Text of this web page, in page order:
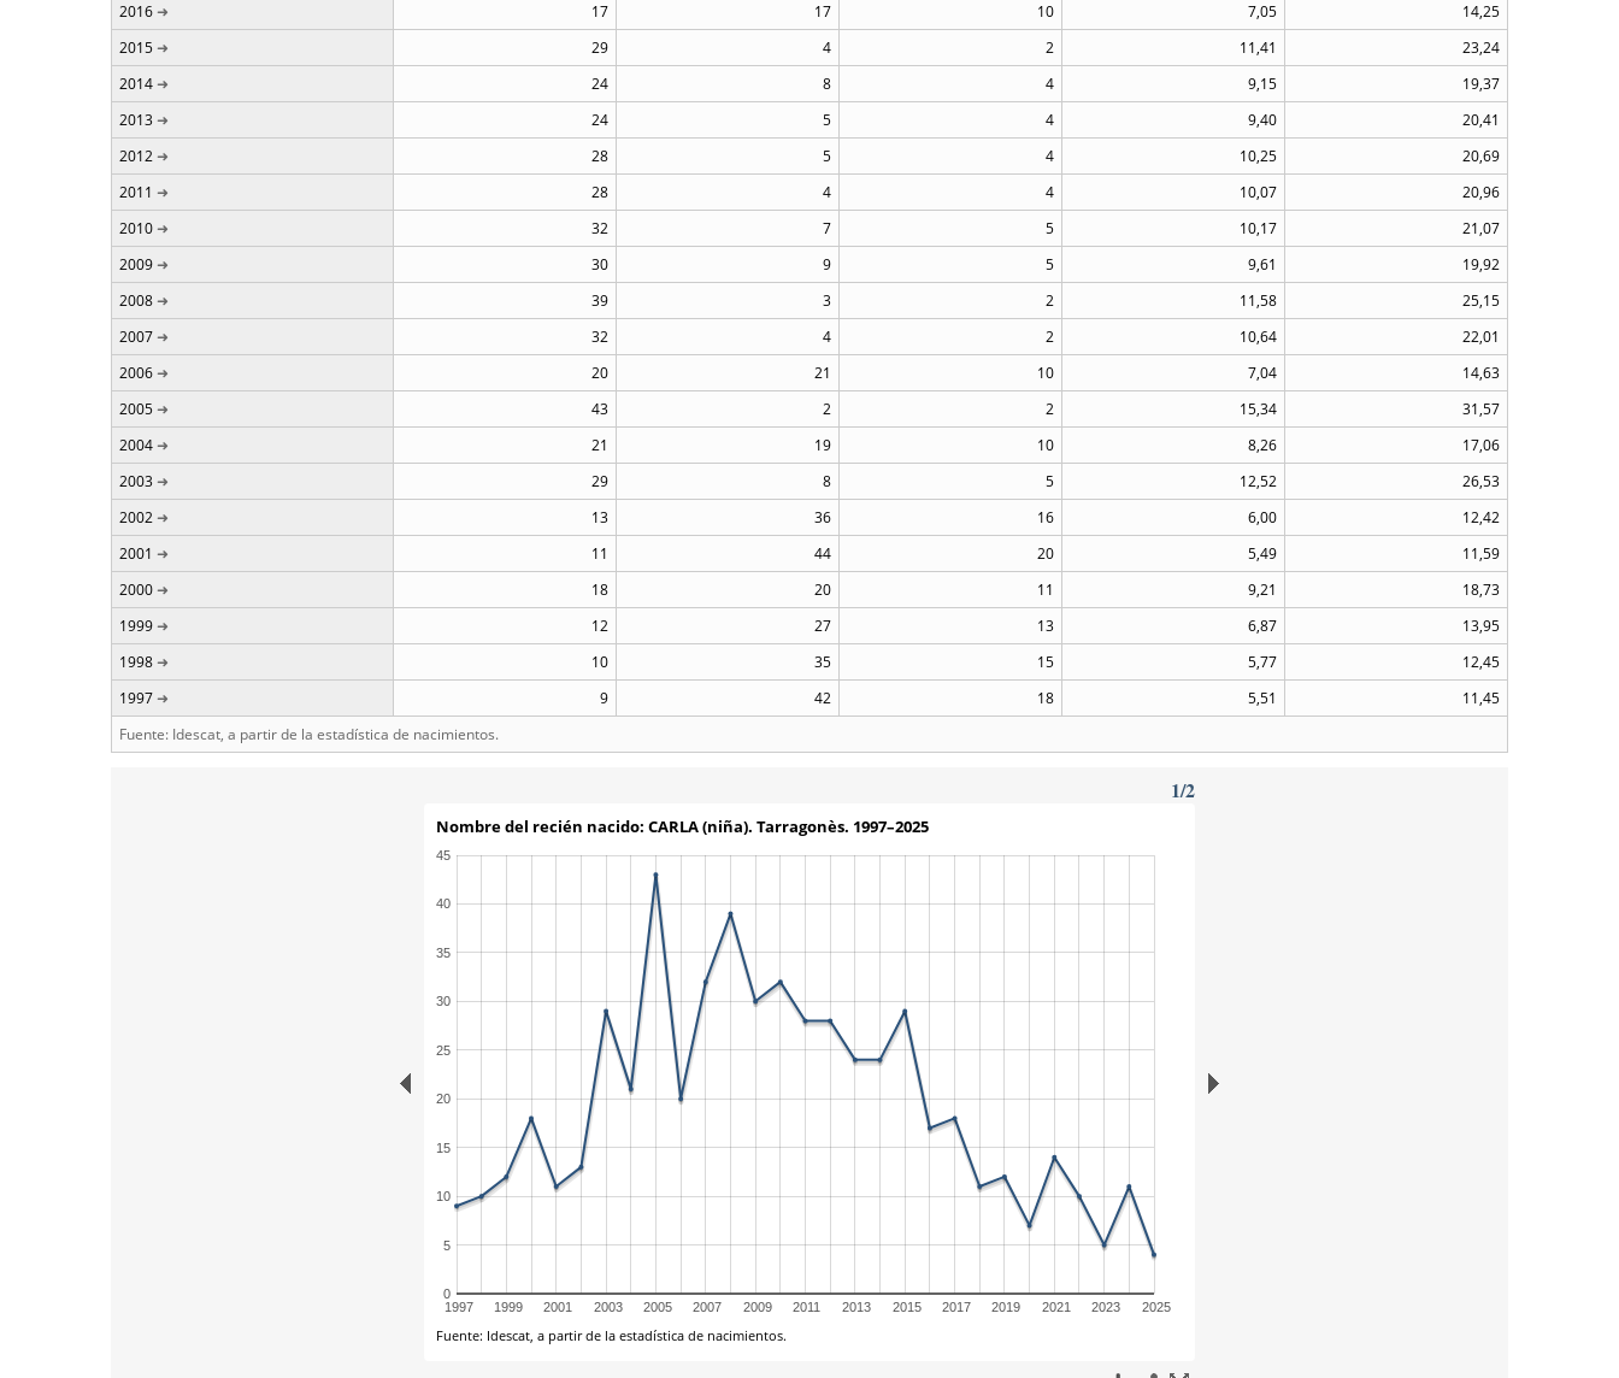
2016
17 17 10 7,05
14,25
2015
29 4 2 11,41
23,24
2014
24 8 4 9,15
19,37
2013
24 5 4 9,40
20,41
2012
28 5 4 10,25
20,69
2011
28 4 4 10,07
20,96
2010
32 7 5 10,17
21,07
2009
30 9 5 9,61
19,92
2008
39 3 2 11,58
25,15
2007
32 4 2 10,64
22,01
2006
20 21 10 7,04
14,63
2005
43 2 2 15,34
31,57
2004
21 19 10 8,26
17,06
2003
29 8 5 12,52
26,53
2002
13 36 16 6,00
12,42
2001
11 44 20 5,49
11,59
2000
18 20 11 9,21
18,73
1999
12 27 13 6,87
13,95
1998
10 35 15 5,77
12,45
1997
9 42 18 5,51
11,45
Fuente: Idescat, a partir de la estadística de nacimientos.